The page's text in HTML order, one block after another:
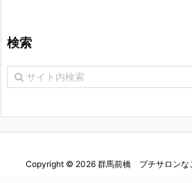
検索
Copyright © 2026 群馬前橋 プチサロンな